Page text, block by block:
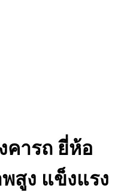
คารถ ยี่ห้อ
สูง แข็งแรง